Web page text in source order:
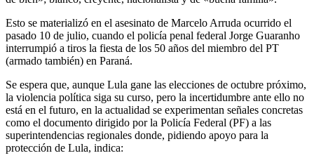
Esto se materializó en el asesinato de Marcelo Arruda ocurrido el
pasado 10 de julio, cuando el policía penal federal Jorge Guaranho
interrumpió a tiros la fiesta de los 50 años del miembro del PT
(armado también) en Paraná.
Se espera que, aunque Lula gane las elecciones de octubre próximo,
la violencia política siga su curso, pero la incertidumbre ante ello no
está en el futuro, en la actualidad se experimentan señales concretas
como el documento dirigido por la Policía Federal (PF) a las
superintendencias regionales donde, pidiendo apoyo para la
protección de Lula, indica: